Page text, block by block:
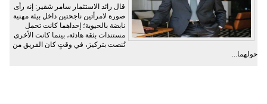
قال رائد الاستثمار سامر شقير: إنه رأى
صورة لامرأتين ناجحتين داخل بيئة مهنية
نابضة بالحيوية؛ إحداهما كانت تحمل
مستندات بثقة هادئة، بينما كانت الأخرى
تُنصت بتركيز، في وقتٍ كان الفريق من
حولهما...